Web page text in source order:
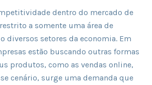
dentro do mercado de
a somente uma área de
diversos setores da economia. Em
estão buscando outras formas
produtos, como as vendas online,
cenário, surge uma demanda que